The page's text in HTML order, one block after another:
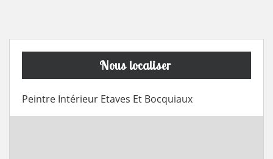
Nous localiser
Peintre Intérieur Etaves Et Bocquiaux